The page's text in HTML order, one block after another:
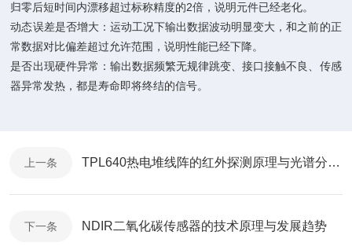
归零后短时间内漂移超过标称精度的2倍，说明元件已经老化。
动态误差是否增大‌：运动工况下输出数据波动明显变大，和之前的正
常数据对比偏差超过允许范围，说明性能已经下降。
是否出现硬件异常‌：输出数据频繁无规律跳变、接口接触不良、传感
器异常发热，都是寿命即将终结的信号。
上一条 TPL640热电堆线阵的红外探测原理与光谱分析应用
下一条 NDIR二氧化碳传感器的技术原理与发展趋势